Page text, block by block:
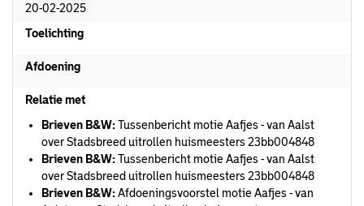
20-02-2025
Toelichting
Afdoening
Relatie met
Brieven B&W:Tussenbericht motie Aafjes - van Aalst
over Stadsbreed uitrollen huismeesters 23bb004848
Brieven B&W:Tussenbericht motie Aafjes - van Aalst
over Stadsbreed uitrollen huismeesters 23bb004848
Brieven B&W:Afdoeningsvoorstel motie Aafjes - van